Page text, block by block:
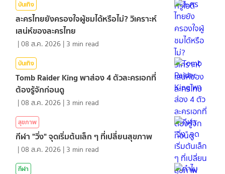
บันเทิง
ละครไทยยังครองใจผู้ชมได้หรือไม่? วิเคราะห์
เสน่ห์ของละครไทย
|08 ส.ค. 2026 | 3 min read
บันเทิง
Tomb Raider King พาส่อง 4 ตัวละครเอกที่
ต้องรู้จักก่อนดู
|08 ส.ค. 2026 | 3 min read
สุขภาพ
กีฬา "วิ่ง" จุดเริ่มต้นเล็ก ๆ ที่เปลี่ยนสุขภาพ
|08 ส.ค. 2026 | 3 min read
กีฬา